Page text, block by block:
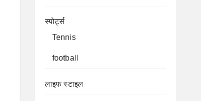
स्पोर्ट्स
Tennis
football
लाइफ स्टाइल